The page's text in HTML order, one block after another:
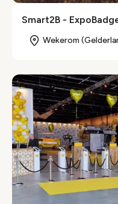
Smart2B -
Wekerom